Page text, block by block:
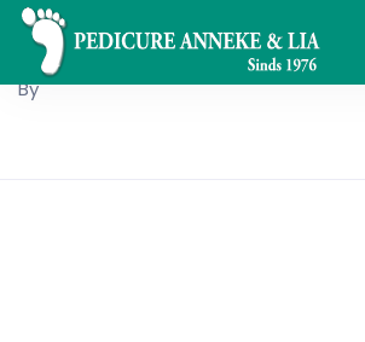
By